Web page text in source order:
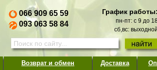
066 909 65 59
093 063 58 84
График работы:
пн-пт: с 9 до
сб,вс: выходной
Возврат и обмен Доставка